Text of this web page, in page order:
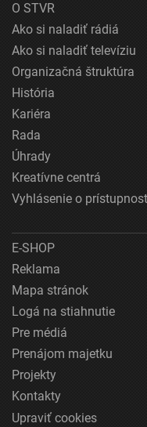
O STVR
Ako si naladiť rádiá
Ako si naladiť televíziu
Organizačná štruktúra
História
Kariéra
Rada
Úhrady
Kreatívne centrá
Vyhlásenie o
E-SHOP
Reklama
Mapa stránok
Logá na stiahnutie
Pre médiá
Prenájom majetku
Projekty
Kontakty
Upraviť cookies